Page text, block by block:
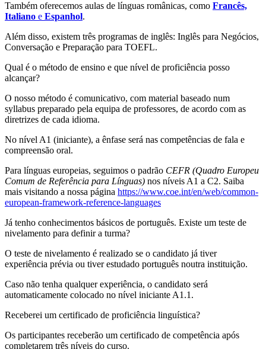
Também oferecemos aulas de línguas românicas, como Francês,
Italiano e Espanhol.
Além disso, existem três programas de inglês: Inglês para Negócios,
Conversação e Preparação para TOEFL.
Qual é o método de ensino e que nível de proficiência posso
alcançar?
O nosso método é comunicativo, com material baseado num
syllabus preparado pela equipa de professores, de acordo com as
diretrizes de cada idioma.
No nível A1 (iniciante), a ênfase será nas competências de fala e
compreensão oral.
Para línguas europeias, seguimos o padrão CEFR (Quadro Europeu
Comum de Referência para Línguas) nos níveis A1 a C2. Saiba
mais visitando a nossa página https://www.coe.int/en/web/common-
european-framework-reference-languages
Já tenho conhecimentos básicos de português. Existe um teste de
nivelamento para definir a turma?
O teste de nivelamento é realizado se o candidato já tiver
experiência prévia ou tiver estudado português noutra instituição.
Caso não tenha qualquer experiência, o candidato será
automaticamente colocado no nível iniciante A1.1.
Receberei um certificado de proficiência linguística?
Os participantes receberão um certificado de competência após
completarem três níveis do curso.